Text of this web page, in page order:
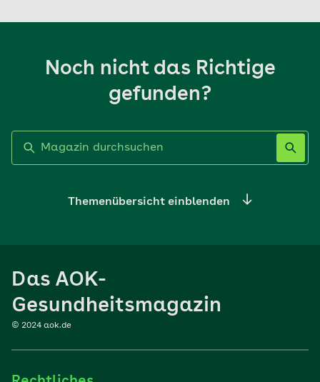
Noch nicht das Richtige
gefunden?
Themenübersicht einblenden
Sport
Das AOK-
Gesundheitsmagazin
© 2024 aok.de